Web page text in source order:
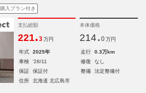
購入プラン付き
支払総額
221.3 万円
本体価格
214. 0 万円
年式 2025年 走行
0.3万km
車検
'28/11 修復
なし
保証
保証付 整備
法定整備付
住所
北海道 北広島市